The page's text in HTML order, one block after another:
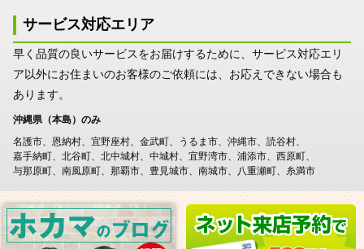
サービス対応エリア
早く品質の良いサービスをお届けするために、サービス対応エリ
ア以外にお住まいのお客様のご依頼には、お応えできない場合も
あります。
沖縄県（本島）のみ
名護市
恩納村 宜野座村 金武町 うるま市 沖縄市
読谷村
嘉手納町
北谷町 北中城村 中城村 宜野湾市 浦添市
西原町
与那原町
南風原町 那覇市 豊見城市 南城市 八重瀬町 糸満市